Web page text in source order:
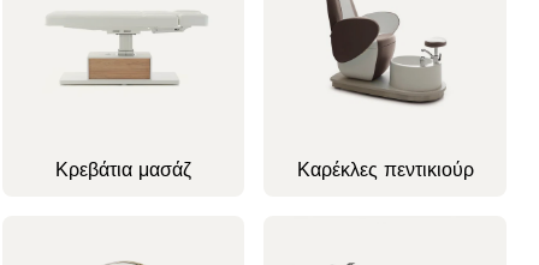
Κρεβάτια μασάζ Καρέκλες πεντικιούρ